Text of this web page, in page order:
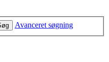
Avanceret søgning